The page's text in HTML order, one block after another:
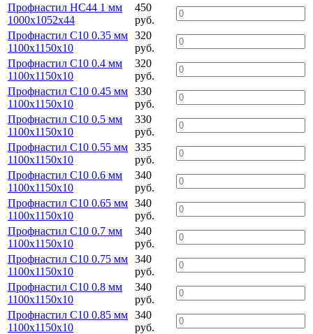
Профнастил НС44 1 мм
1000х1052х44
450
руб.
Профнастил С10 0.35 мм
1100х1150х10
320
руб.
Профнастил С10 0.4 мм
1100х1150х10
320
руб.
Профнастил С10 0.45 мм
1100х1150х10
330
руб.
Профнастил С10 0.5 мм
1100х1150х10
330
руб.
Профнастил С10 0.55 мм
1100х1150х10
335
руб.
Профнастил С10 0.6 мм
1100х1150х10
340
руб.
Профнастил С10 0.65 мм
1100х1150х10
340
руб.
Профнастил С10 0.7 мм
1100х1150х10
340
руб.
Профнастил С10 0.75 мм
1100х1150х10
340
руб.
Профнастил С10 0.8 мм
1100х1150х10
340
руб.
Профнастил С10 0.85 мм
1100х1150х10
340
руб.